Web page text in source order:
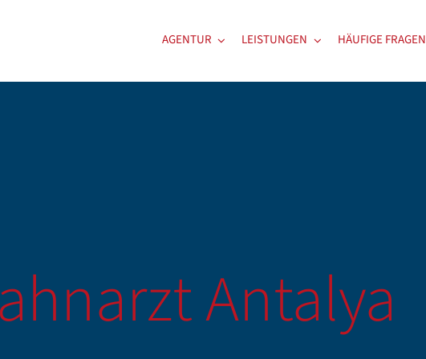
AGENTUR LEISTUNGEN HÄUFIGE FRAGEN
Antalya